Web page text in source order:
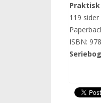
119 sider
ISBN: